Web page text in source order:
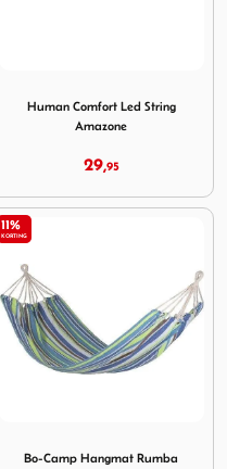
Human Comfort Led String
Amazone
29,95
11%
KORTING
Bo-Camp Hangmat Rumba